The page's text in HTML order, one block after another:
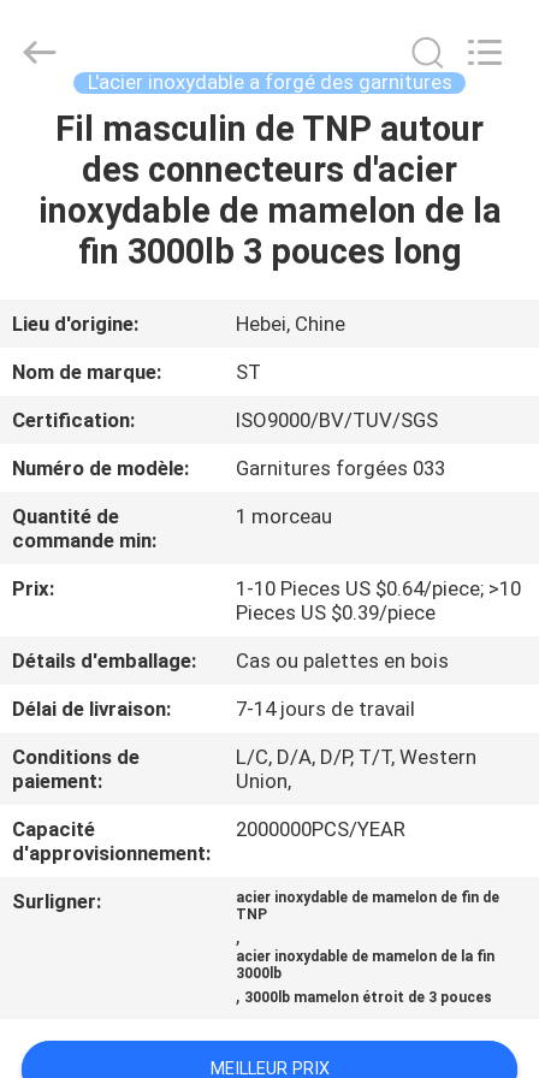
APERÇU
PRODUITS
VR
A
PROPOS
DE
NOUS
VISITE
D'USINE
CONTRÔLE
DE
QUALITÉ
Group
L'acier inoxydable a forgé des garnitures
Fil masculin de TNP autour
des connecteurs d'acier
inoxydable de mamelon de la
fin 3000lb 3 pouces long
Lieu d'origine:
Hebei, Chine
Nom de marque:
ST
Certification:
ISO9000/BV/TUV/SGS
Numéro de modèle:
Garnitures forgées 033
Quantité de
commande min:
1 morceau
Prix:
1-10 Pieces US $0.64/piece; >10
Pieces US $0.39/piece
Détails d'emballage:
Cas ou palettes en bois
Délai de livraison:
7-14 jours de travail
Conditions de
paiement:
L/C, D/A, D/P, T/T, Western
Union,
Capacité
d'approvisionnement:
2000000PCS/YEAR
Surligner:
acier inoxydable de mamelon de fin de
TNP
,
acier inoxydable de mamelon de la fin
3000lb
, 3000lb mamelon étroit de 3 pouces
MEILLEUR PRIX